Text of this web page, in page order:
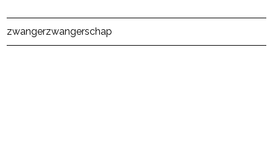
Post Views: 18
zwangerzwangerschap